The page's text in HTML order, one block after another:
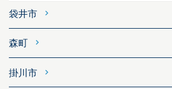
袋井市
森町
掛川市